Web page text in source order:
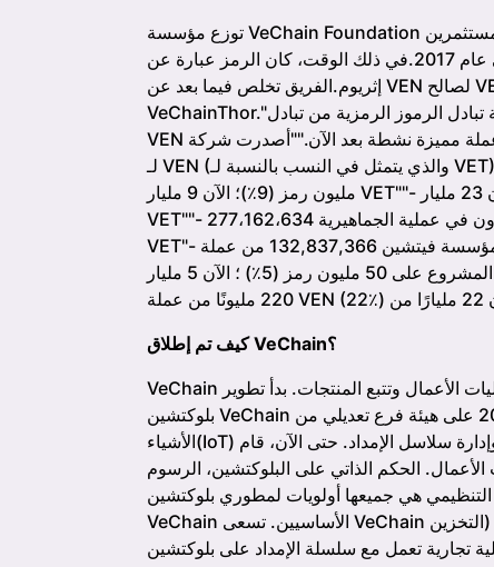
توزع مؤسسة VeChain Foundation عملة الشبكة الأصلية على المستثمرين الخاصين والشركات والمستثمرين
في الحملة الجماهيرية في عام 2017.في ذلك الوقت، كان الرمز عبارة عن ERC-20 يعمل على منصة
إثريوم.الفريق تخلص فيما بعد عن VEN لصالح VET عند إطلاق نسخة ال mainnet من سلسلة كتل
VeChainThor."تمكّنت عملية تبادل الرموز الرمزية من تبادل VEN بمقابل VET بسعر صرف 1:100.""لا يعد
VEN عملة مميزة نشطة بعد الآن.""أصدرت شركة VeChain مليار رمز بمجموع 100 مليار VET."التوزيع الأولي
مليون رمز (9٪)؛ الآن 9 مليار VET""- حصل مستثمرو المؤسسات على 230 مليون رمز (23٪)؛ الآن 23 مليار
VET""- اشترى المستثمرون في عملية الجماهيرية 277،162،634 VEN (27.7٪) ؛ الآن 27،716،263،400
VET"- حرق مؤسسة فيتشين 132,837,366 من عملة VEN كجزء من عملية استرداد بيع الرموز
(13.3٪)"حصل أعضاء فريق المشروع على 50 مليون رمز (5٪) ؛ الآن 5 مليار VET""أعطت المؤسسة لنفسها
كيف تم إطلاق VeChain؟
VeChain هي بلوكتشين متعددة الأغراض تستخدم في تحسين عمليات الأعمال وتتبع المنتجات. بدأ تطوير
بلوكتشين VeChain في عام 2015 على هيئة فرع تعديلي من Ethereum مع التركيز التصميمي على إنترنت
الأشياء(IoT) وإدارة سلاسل الإمداد. حتى الآن، قام VeChain بتوسيع تركيزها ليشمل وظائف متعددة الأغراض مع
الحكم الذاتي على البلوكتشين، الرسوم
التنظيمي هي جميعها أولويات لمطوري بلوكتشين
VeChain الأساسيين. تسعى VeChain إلى جعل جميع المعلومات المطلوبة من التصنيع إلى التسليم (التخزين
تجارية تعمل مع سلسلة الإمداد على بلوكتشين